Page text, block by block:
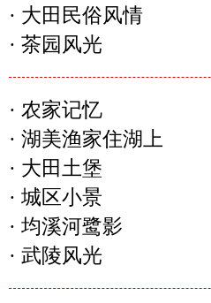
· 大田民俗风情
· 茶园风光
· 农家记忆
· 湖美渔家住湖上
· 大田土堡
· 城区小景
· 均溪河鹭影
· 武陵风光